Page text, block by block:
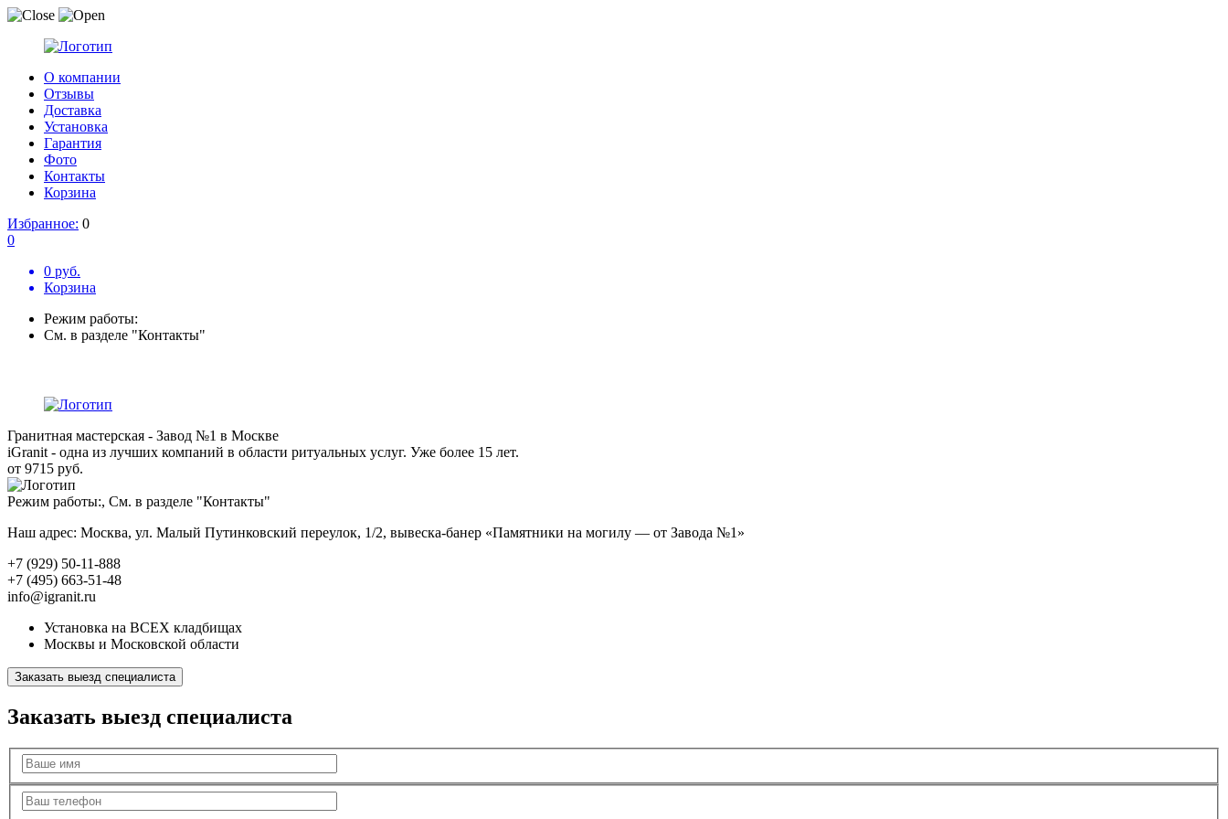
О компании
Отзывы
Доставка
Установка
Гарантия
Фото
Контакты
Корзина
Избранное: 0
0
0 руб.
Корзина
Режим работы:
См. в разделе "Контакты"
Гранитная мастерская - Завод №1 в Москве
iGranit - одна из лучших компаний в области ритуальных услуг. Уже более 15 лет.
от 9715 руб.
Режим работы:, См. в разделе "Контакты"
Наш адрес: Москва, ул. Малый Путинковский переулок, 1/2, вывеска-банер «Памятники на могилу — от Завода №1»
+7 (929) 50-11-888
+7 (495) 663-51-48
info@igranit.ru
Установка на ВСЕХ кладбищах
Москвы и Московской области
Заказать выезд специалиста
Заказать выезд специалиста